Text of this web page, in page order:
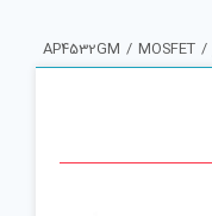
/
MOSFET
/
AP4532GM